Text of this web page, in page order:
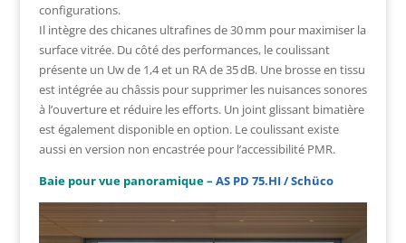
configurations.
Il intègre des chicanes ultrafines de 30 mm pour maximiser la
surface vitrée. Du côté des performances, le coulissant
présente un Uw de 1,4 et un RA de 35 dB. Une brosse en tissu
est intégrée au châssis pour supprimer les nuisances sonores
à l’ouverture et réduire les efforts. Un joint glissant bimatière
est également disponible en option. Le coulissant existe
aussi en version non encastrée pour l’accessibilité PMR.
Baie pour vue panoramique – AS PD 75.HI / Schüco